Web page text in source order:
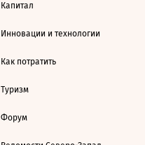
Капитал
Инновации и технологии
Как потратить
Туризм
Форум